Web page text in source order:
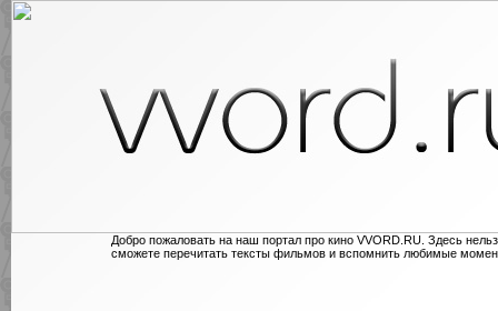
Добро пожаловать на наш портал про кино VVORD.RU. Здесь
сможете перечитать тексты фильмов и вспомнить любимые